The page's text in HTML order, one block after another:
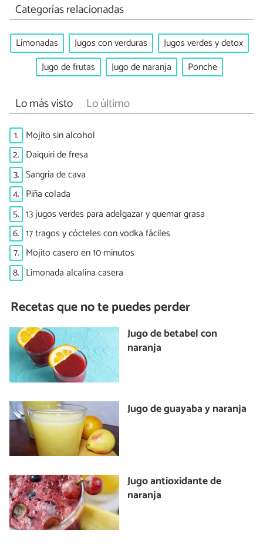
Categorías relacionadas
Limonadas Jugos con verduras
Jugos verdes y detox
Jugo de frutas
Jugo de naranja Ponche
Lo más visto Lo último
1. Mojito sin alcohol
2. Daiquiri de fresa
3. Sangría de cava
4. Piña colada
5. 13 jugos verdes para adelgazar y quemar grasa
6. 17 tragos y cócteles con vodka fáciles
7. Mojito casero en 10 minutos
8. Limonada alcalina casera
Recetas que no te puedes perder
Jugo de betabel con
naranja
Jugo de guayaba y naranja
Jugo antioxidante de
naranja